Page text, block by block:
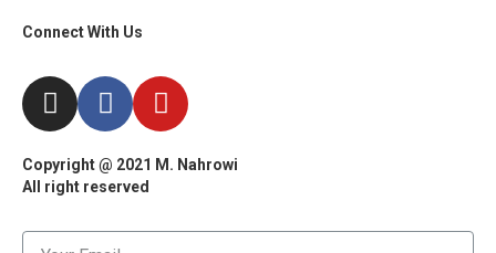
Connect With Us
Copyright @ 2021 M. Nahrowi
All right reserved